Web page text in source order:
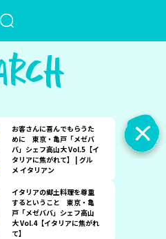
お客さんに喜んでもらうた
めに 東京・亀戸「メゼバ
バ」シェフ高山大 Vol.5【イ
タリアに焦がれて】 | グル
メ イタリアン
イタリアの郷土料理を尊重
するということ 東京・亀
戸「メゼババ」シェフ高山
大 Vol.4【イタリアに焦がれ
て】